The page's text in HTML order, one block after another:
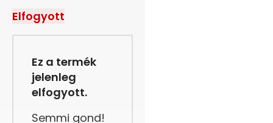
Elfogyott
Ez a termék
jelenleg
elfogyott.
Semmi gond!